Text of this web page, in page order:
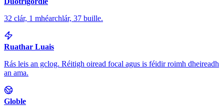
32 clár, 1 mhéarchlár, 37 buille.
Ruathar Luais
Rás leis an gclog. Réitigh oiread focal agus is féidir roimh dheireadh
an ama.
Globle